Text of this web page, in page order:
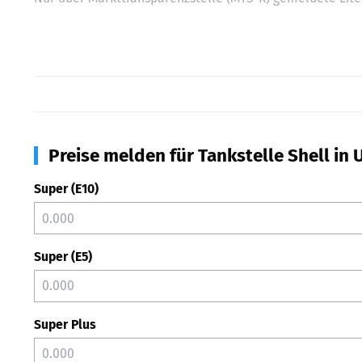
Preise melden für Tankstelle Shell in
Super (E10)
Super (E5)
Super Plus